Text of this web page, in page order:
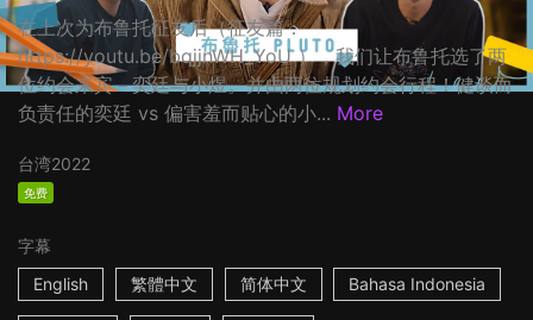
在上次为布鲁托征友后（征友篇：
https://youtu.be/bqjjnWH_YoU ），我们让布鲁托选了两
位约会来宾－奕廷与小煜。并由两位规划约会行程！健谈而
负责任的奕廷 vs 偏害羞而贴心的小... More
台湾2022
免费
字幕
English
繁體中文 简体中文 Bahasa Indonesia